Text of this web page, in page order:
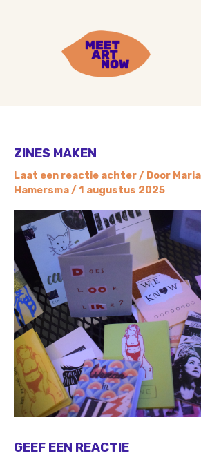
ZINES MAKEN
Laat een reactie achter/ Door
Hamersma/1 augustus 2025
GEEF EEN REACTIE